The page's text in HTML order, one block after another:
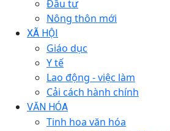
Đầu tư
Nông thôn mới
XÃ HỘI
Giáo dục
Y tế
Lao động - việc làm
Cải cách hành chính
VĂN HÓA
Tinh hoa văn hóa